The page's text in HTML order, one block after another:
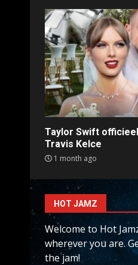
Taylor Swift
Travis Kelce
1 month ago
HOT JAMZ
Welcome to Hot
wherever you are.
the jam!